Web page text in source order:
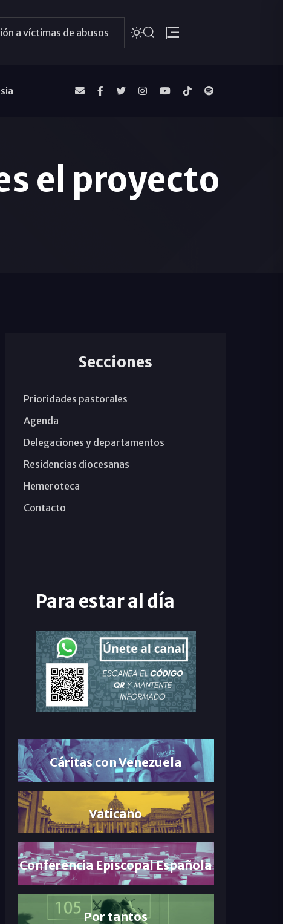
a víctimas de abusos
el proyecto
Secciones
Prioridades pastorales
Agenda
Delegaciones y departamentos
Residencias diocesanas
Hemeroteca
Contacto
Para estar al día
Cáritas con Venezuela
Vaticano
Conferencia Episcopal Española
Por tantos